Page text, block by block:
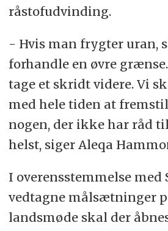
råstofudvinding.
- Hvis man frygter uran,
forhandle en øvre
tage et skridt videre. Vi
med hele tiden at
nogen, der ikke har råd
helst, siger Aleqa
I overensstemmelse med
vedtagne målsætninger
landsmøde skal der